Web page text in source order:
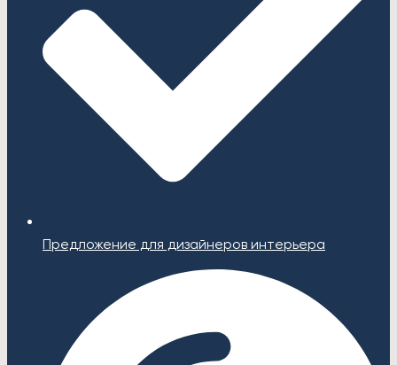
Предложение для дизайнеров интерьера